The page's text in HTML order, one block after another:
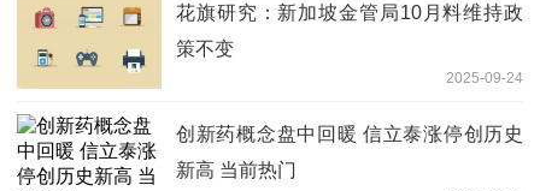
花旗研究：新加坡金管局10月料维持政
策不变
2025-09-24
创新药概念盘中回暖 信立泰涨停创历史
新高 当前热门